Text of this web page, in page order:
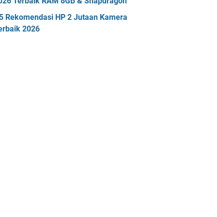
Rekomendasi HP 2 Jutaan Kamera
2026